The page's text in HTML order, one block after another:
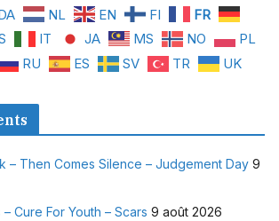
NL EN FI
FR
IT JA MS NO
PL
RU ES SV TR UK
– Then Comes Silence – Judgement Day 9
Cure For Youth – Scars 9 août 2026